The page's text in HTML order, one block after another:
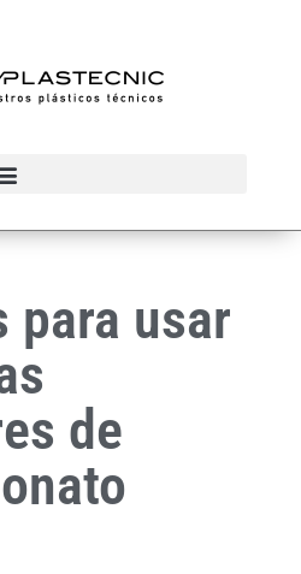
para usar
de